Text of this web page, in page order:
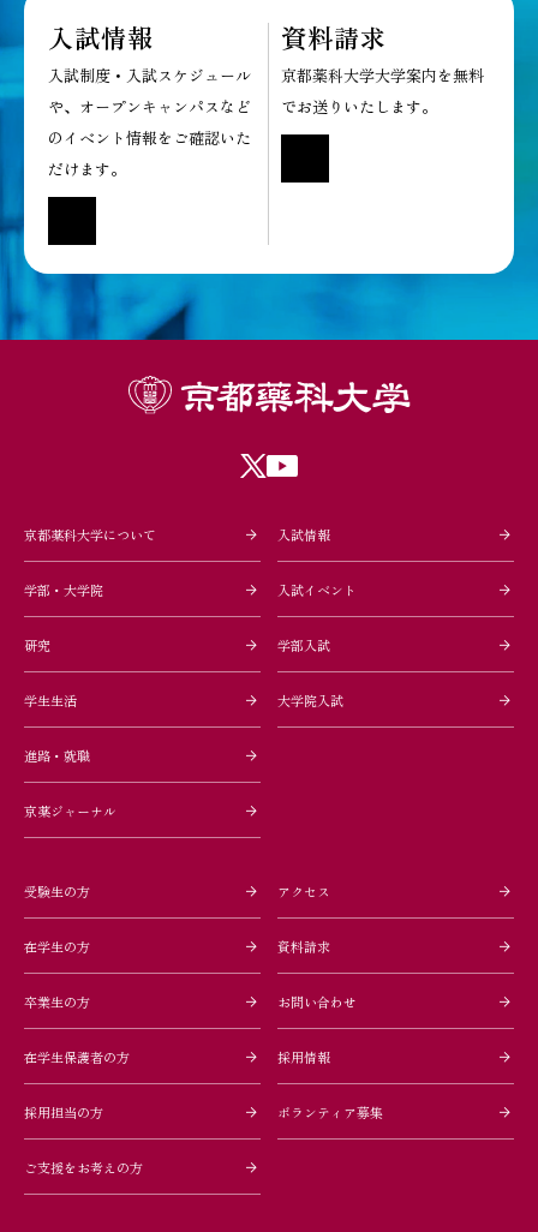
入試情報
入試制度・入試スケジュール
や、オープンキャンパスなど
のイベント情報をご確認いた
だけます。
資料請求
京都薬科大学大学案内を無料
でお送りいたします。
京都薬科大学について
学部・大学院
研究
学生生活
進路・就職
京薬ジャーナル
入試情報
入試イベント
学部入試
大学院入試
受験生の方
在学生の方
卒業生の方
在学生保護者の方
採用担当の方
ご支援をお考えの方
アクセス
資料請求
お問い合わせ
採用情報
ボランティア募集